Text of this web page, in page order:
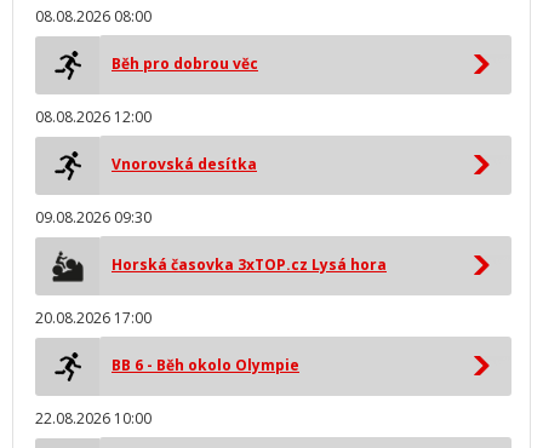
08.08.2026 08:00
Běh pro dobrou věc
08.08.2026 12:00
Vnorovská desítka
09.08.2026 09:30
Horská časovka 3xTOP.cz Lysá hora
20.08.2026 17:00
BB 6 - Běh okolo Olympie
22.08.2026 10:00